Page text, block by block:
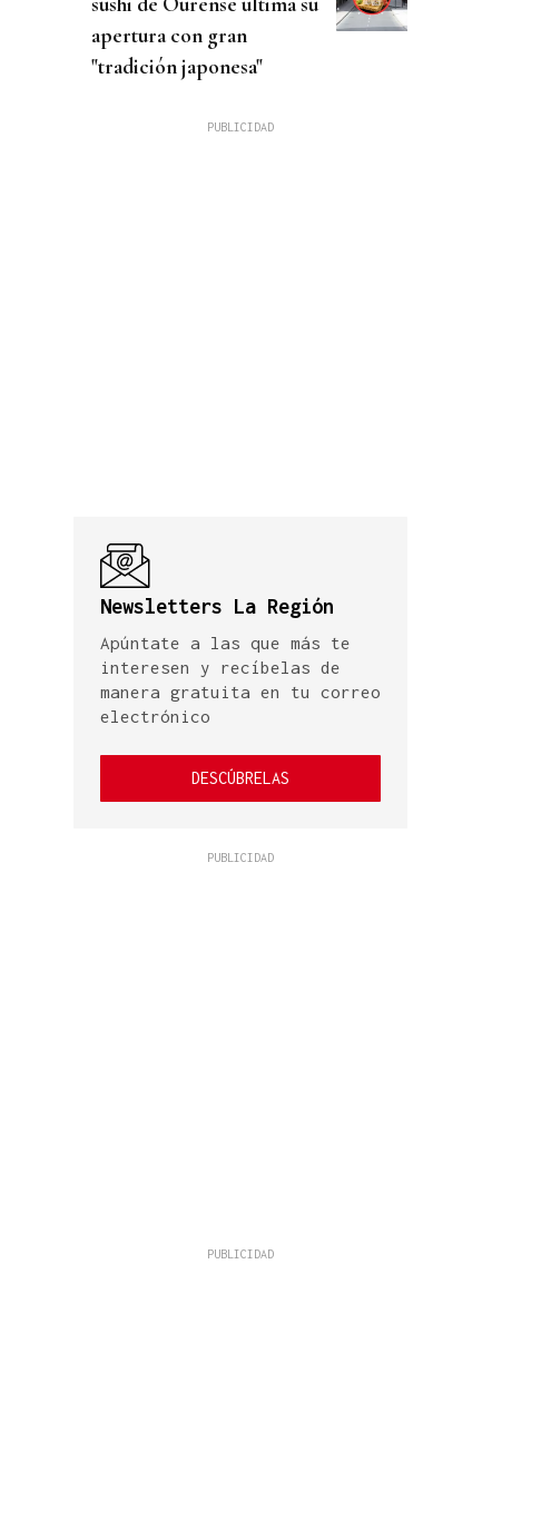
apertura con gran
"tradición japonesa"
Newsletters La Región
Apúntate a las que más te
interesen y recíbelas de
manera gratuita en tu correo
electrónico
DESCÚBRELAS